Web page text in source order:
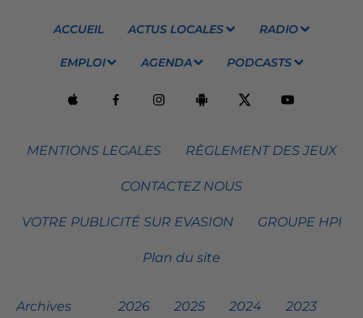
ACCUEIL ACTUS LOCALES RADIO
EMPLOI AGENDA PODCASTS
MENTIONS LEGALES RÈGLEMENT DES JEUX
CONTACTEZ NOUS
VOTRE PUBLICITÉ SUR EVASION GROUPE HPI
Plan du site
Archives 2026 2025 2024 2023